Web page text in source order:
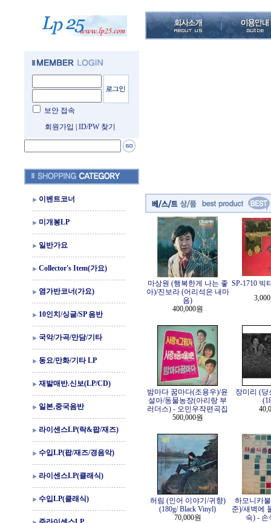
보안 접속
회원가입
ID/PW 찾기
이벤트코너
미개봉LP
일반가요
Collector's Item(가요)
염가반코너(가요)
10인치/싱글/SP 음반
국악/가곡/만담/기타
동요/만화/기타 LP
재발매반.신보(LP/CD)
일본,중국음반
라이센스LP(락&팝/재즈)
수입LP(팝/재즈/경음악)
라이센스LP(클래식)
수입LP(클래식)
마상원 (행복한게 나는 좋
아)/진보라 (어리석은 내마
음)
400,000원
SP-1710 빅
밤마다 꿈마다(조용우)/윤
설아/동물농장(아리랑 부
러더스) - 오민우작편곡집
500,000원
장미리 (당
허림 (인어 이야기/귀향)
(180g/ Black Vinyl)
70,000원
하모니카
준)/새벽에
숙) - 손